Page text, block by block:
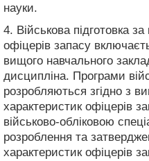
науки.
4. Військова підготовка
офіцерів запасу
вищого навчального
дисципліна. Програми
розробляються згідно з
характеристик офіцерів
військово-обліковою
розроблення та
характеристик офіцерів